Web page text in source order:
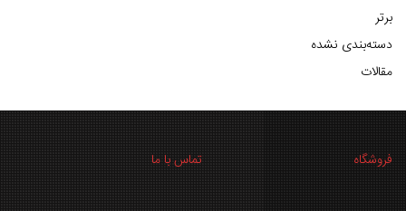
برتر
دسته‌بندی نشده
مقالات
فروشگاه تماس با ما